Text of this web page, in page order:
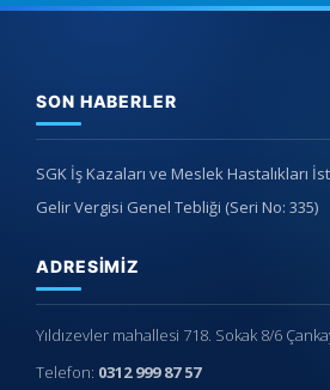
SON HABERLER
SGK İş Kazaları ve Meslek Hastalıkları
Gelir Vergisi Genel Tebliği (Seri No: 335)
ADRESIMIZ
Yıldızevler mahallesi 718. Sokak 8/6
Telefon: 0312 999 87 57